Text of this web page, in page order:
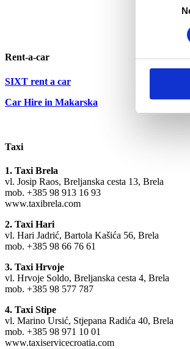
Rent-a-car
SIXT rent a car
Car Hire in Makarska
Taxi
1. Taxi Brela
vl. Josip Raos, Breljanska cesta 13, Brela
mob. +385 98 913 16 93
www.taxibrela.com
2. Taxi Hari
vl. Hari Jadrić, Bartola Kašića 56, Brela
mob. +385 98 66 76 61
3. Taxi Hrvoje
vl. Hrvoje Soldo, Breljanska cesta 4, Brela
mob. +385 98 577 787
4. Taxi Stipe
vl. Marino Ursić, Stjepana Radića 40, Brela
mob. +385 98 971 10 01
www.taxiservicecroatia.com